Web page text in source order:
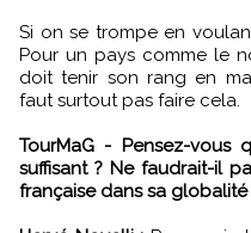
Si on se trompe en
Pour un pays comme le
doit tenir son rang en
faut surtout pas faire cela.
TourMaG - Pensez-vous
suffisant ? Ne faudrait-il
française dans sa globalité